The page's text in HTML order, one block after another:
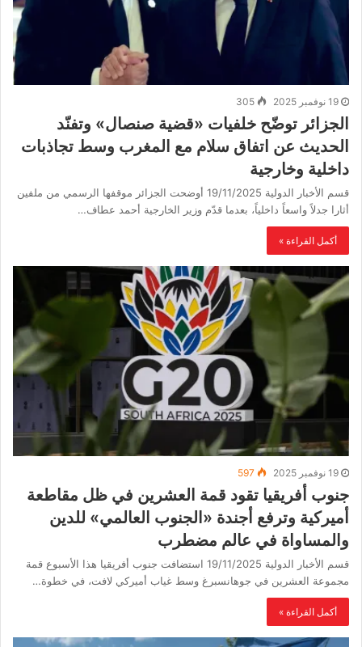
19 نوفمبر 2025 305
الجزائر توضّح خلفيات «قضية صنصال» وتفنّد
الحديث عن اتفاق سلام مع المغرب وسط تجاذبات
داخلية وخارجية
قسم الأخبار الدولية 19/11/2025 أوضحت الجزائر موقفها الرسمي من ملفين
أثارا جدلاً واسعاً داخلياً، بعدما قدّم وزير الخارجية أحمد عطاف…
أكمل القراءة »
19 نوفمبر 2025 597
جنوب أفريقيا تقود قمة العشرين في ظل مقاطعة
أميركية وترفع أجندة «الجنوب العالمي» للدين
والمساواة في عالم مضطرب
قسم الأخبار الدولية 19/11/2025 استضافت جنوب أفريقيا هذا الأسبوع قمة
مجموعة العشرين في جوهانسبرغ وسط غياب أميركي لافت، في خطوة…
أكمل القراءة »